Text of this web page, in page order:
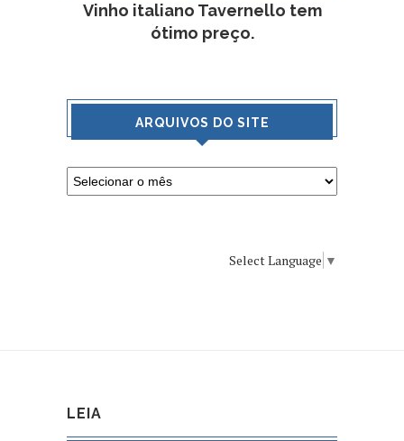
Vinho italiano Tavernello tem
ótimo preço.
ARQUIVOS DO SITE
Select Language ▼
LEIA